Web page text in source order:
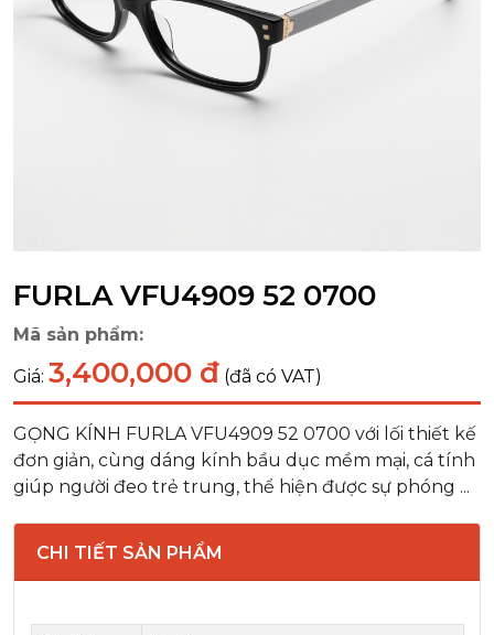
FURLA VFU4909 52 0700
Mã sản phẩm:
Giá: 3,400,000 đ (đã có VAT)
GỌNG KÍNH FURLA VFU4909 52 0700 với lối thiết kế
đơn giản, cùng dáng kính bầu dục mềm mại, cá tính
giúp người đeo trẻ trung, thể hiện được sự phóng ...
CHI TIẾT SẢN PHẨM